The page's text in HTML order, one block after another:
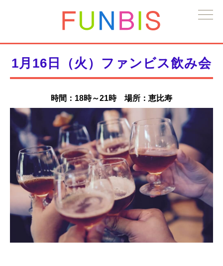
1月16日（火）ファンビス飲み会
時間：18時～21時 場所：恵比寿